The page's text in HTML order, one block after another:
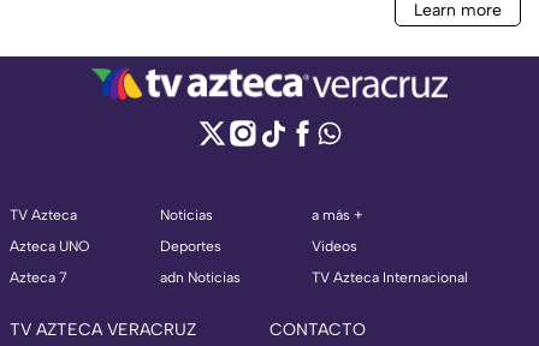
TV Azteca
Azteca UNO
Azteca 7
Noticias
Deportes
adn Noticias
a más +
Videos
TV Azteca Internacional
TV AZTECA VERACRUZ CONTACTO